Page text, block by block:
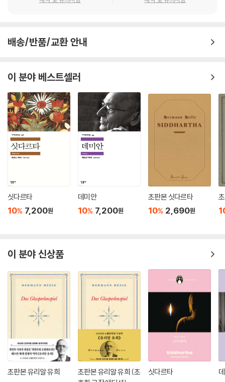
그중 하나다.
아들과 함께 고향 칼브를 다시 찾았을 때 고향의 거리 곳곳에서 살아 있다
고 느낀 존재 역시 크눌프였다고 고백한 바 있다. 떠도는 자, 크눌프가 고향
의 거리 곳곳에 살아 있다고 느꼈다니 그에 대한 헤세의 마음이 얼마나 애
틋했는지 절절히 느낄 수 있는 일화다. 이를 방증하듯 헤세의 고향 칼브에
도 크눌프의 동상이 서 있다. 헤세의 작중인물로서 동상으로 만들어진 인
물은 크눌프가 유일하다.
크눌프는 집도 절도 없이 떠돌며 시를 쓰는 방랑자다. 시를 쓰기는 하나 쓴
시를 책으로 펴내 명성을 얻고자 하는 마음은 전혀 없고 그저 허공에다가
자신의 마음과 감정을 노래하며 흘려보낼 뿐이다. 나무와 꽃들과 새들과
울리며 정착하라는 권유를 받기도 하지만 결코 운명의 올가미에 걸려들거
나 시민 생활의 진정한 참여자가 되지 못한다. 그저 언제나 손님처럼 고독
하게 사람들 사이를 배회하며, 한곳에 머물러 살고 있는 사람들에게 자유
와 꿈과 방랑에 대한 그리움을 안겨 줄 따름이다. 생산적이고 유용한 이들
에겐 하등 쓸모없는 뜨내기에 불과하지만 크눌프는 있는 그대로의 자연을
누구보다 잘 이해하는 인물이다. 그 속에서 자기 생애의 본질적인 면이 있
음을 꿰뚫어 보고 있으니 이것이 바로 그를 시인으로 만드는 요소인 것이
다.
이렇게 크눌프는 자연에 스며든 동시에 신성에 가득 찬 인생을 살아간다.
자연에 아주 가까운 삶을 살아가므로 자연에 귀를 기울여 자연을 이해하
배송/반품/교환 안내
이 분야 베스트셀러
싯다르타
10% 7,200원
데미안
10% 7,200원
초판본 싯다르타
10% 2,690원
이 분야 신상품
초판본 유리알 유희
초판본 유리알 유희 (초
싯다르타